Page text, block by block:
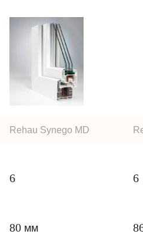
Rehau Synego MD
6 6
80 мм